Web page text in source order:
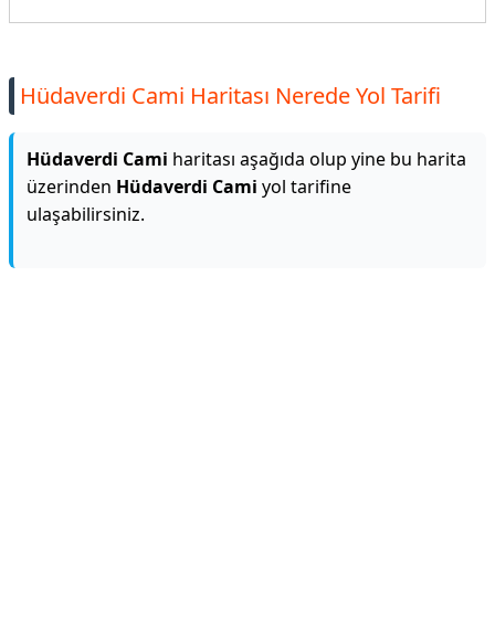
Hüdaverdi Cami Haritası Nerede Yol Tarifi
Hüdaverdi Cami haritası aşağıda olup yine bu harita
üzerinden Hüdaverdi Cami yol tarifine
ulaşabilirsiniz.